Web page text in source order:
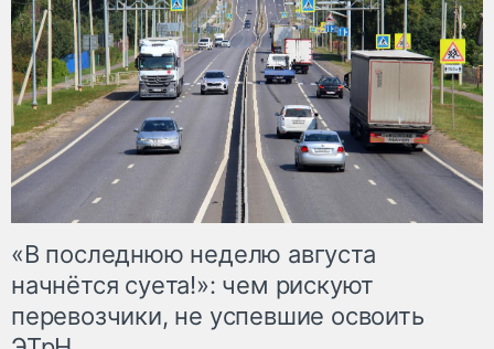
«В последнюю неделю августа
начнётся суета!»: чем рискуют
перевозчики, не успевшие освоить